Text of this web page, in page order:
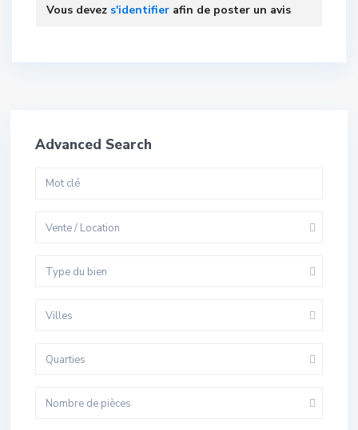
Vous devez s'identifier afin de poster un avis
Advanced Search
Vente / Location
Type du bien
Villes
Quarties
Nombre de pièces